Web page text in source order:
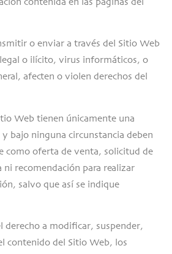
contenida en las páginas del
o enviar a través del Sitio Web
o ilícito, virus informáticos, o
afecten o violen derechos del
Web tienen únicamente una
bajo ninguna circunstancia deben
como oferta de venta, solicitud de
ni recomendación para realizar
salvo que así se indique
derecho a modificar, suspender,
contenido del Sitio Web, los